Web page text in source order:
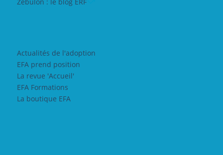
Actualités de l'adoption
EFA prend position
La revue 'Accueil'
EFA Formations
La boutique EFA